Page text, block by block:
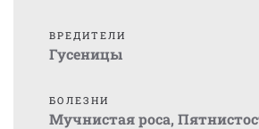
ВРЕДИТЕЛИ
Гусеницы
БОЛЕЗНИ
Мучнистая роса,